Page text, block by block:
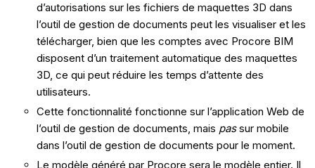
d’autorisations sur les fichiers de maquettes 3D dans
l’outil de gestion de documents peut les visualiser et les
télécharger, bien que les comptes avec Procore BIM
disposent d’un traitement automatique des maquettes
3D, ce qui peut réduire les temps d’attente des
utilisateurs.
Cette fonctionnalité fonctionne sur l’application Web de
l’outil de gestion de documents, mais passur mobile
dans l’outil de gestion de documents pour le moment.
Le modèle généré par Procore sera le modèle entier. Il